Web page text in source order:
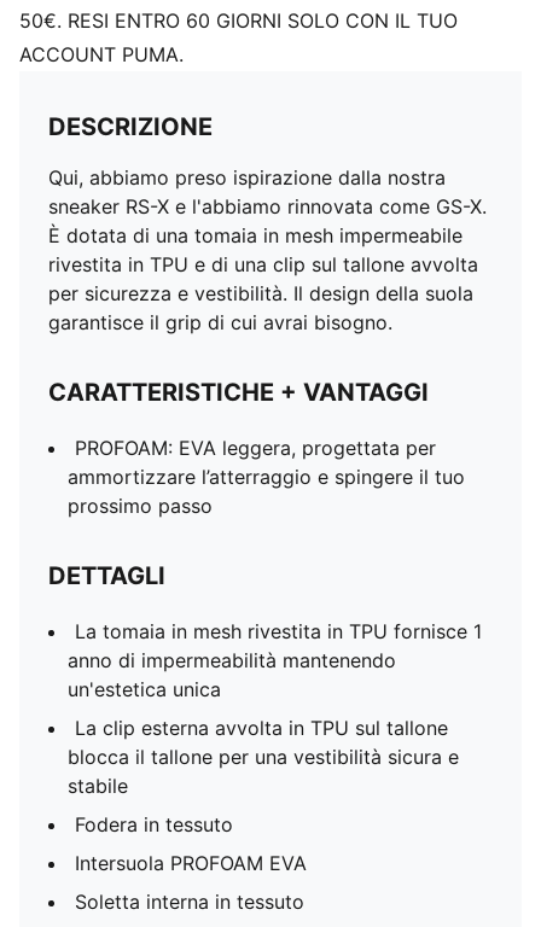
50€. RESI ENTRO 60 GIORNI SOLO CON IL TUO
ACCOUNT PUMA.
DESCRIZIONE
Qui, abbiamo preso ispirazione dalla nostra
sneaker RS-X e l'abbiamo rinnovata come GS-X.
È dotata di una tomaia in mesh impermeabile
rivestita in TPU e di una clip sul tallone avvolta
per sicurezza e vestibilità. Il design della suola
garantisce il grip di cui avrai bisogno.
CARATTERISTICHE + VANTAGGI
PROFOAM: EVA leggera, progettata per
ammortizzare l’atterraggio e spingere il tuo
prossimo passo
DETTAGLI
La tomaia in mesh rivestita in TPU fornisce 1
anno di impermeabilità mantenendo
un'estetica unica
La clip esterna avvolta in TPU sul tallone
blocca il tallone per una vestibilità sicura e
stabile
Fodera in tessuto
Intersuola PROFOAM EVA
Soletta interna in tessuto